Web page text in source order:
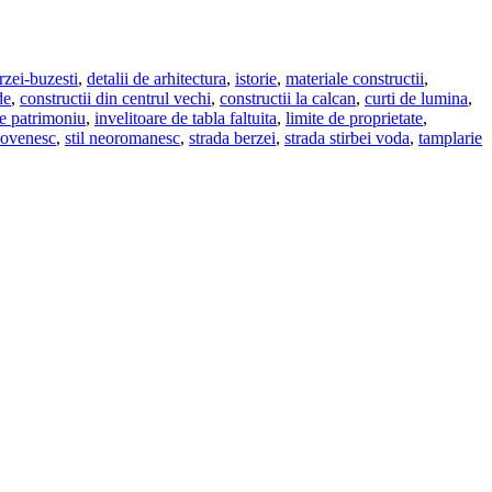
buzesti, detalii de arhitectura, istorie, materiale constructii,
, constructii din centrul vechi, constructii la calcan, curti de lumina,
patrimoniu, invelitoare de tabla faltuita, limite de proprietate,
, stil neoromanesc, strada berzei, strada stirbei voda, tamplarie